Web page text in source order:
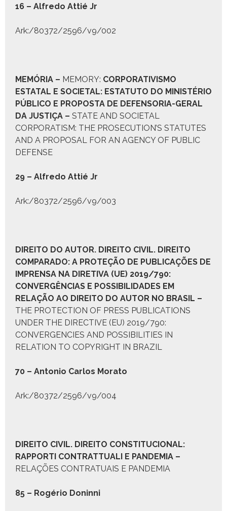
16 – Alfre­do Attié Jr
Ark:/80372/2596/v9/002
MEMÓRIA – MEMORY: CORPORATIVISMO
ESTATAL E SOCIETAL: ESTATUTO DO MINISTÉRIO
PÚBLICO E PROPOSTA DE DEFENSORIA-GERAL
DA JUSTIÇA – STATE AND SOCIETAL
CORPORATISM: THE PROSECUTION’S STATUTES
AND A PROPOSAL FOR AN AGENCY OF PUBLIC
DEFENSE
29 – Alfre­do Attié Jr
Ark:/80372/2596/v9/003
DIREITO DO AUTOR. DIREITO CIVIL. DIREITO
COMPARADO: A PROTEÇÃO DE PUBLICAÇÕES DE
IMPRENSA NA DIRETIVA (UE) 2019/790:
CONVERGÊNCIAS E POSSIBILIDADES EM
RELAÇÃO AO DIREITO DO AUTOR NO BRASIL –
THE PROTECTION OF PRESS PUBLICATIONS
UNDER THE DIRECTIVE (EU) 2019/790:
CONVERGENCIES AND POSSIBILITIES IN
RELATION TO COPYRIGHT IN BRAZIL
70 – Anto­nio Car­los Mora­to
Ark:/80372/2596/v9/004
DIREITO CIVIL. DIREITO CONSTITUCIONAL:
RAPPORTI CONTRATTUALI E PANDEMIA –
RELAÇÕES CONTRATUAIS E PANDEMIA
85 – Rogério Donin­ni